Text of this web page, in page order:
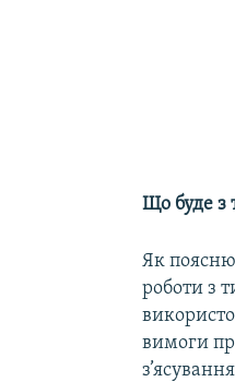
Що буде з
Як
роботи з
вимоги